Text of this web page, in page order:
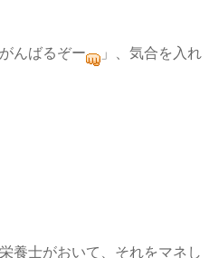
んばるぞー
」、気合を入れ
養士がおいて、それをマネし